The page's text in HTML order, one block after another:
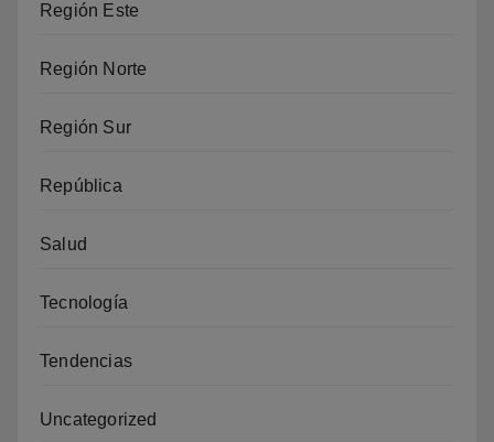
Región Este
Región Norte
Región Sur
República
Salud
Tecnología
Tendencias
Uncategorized